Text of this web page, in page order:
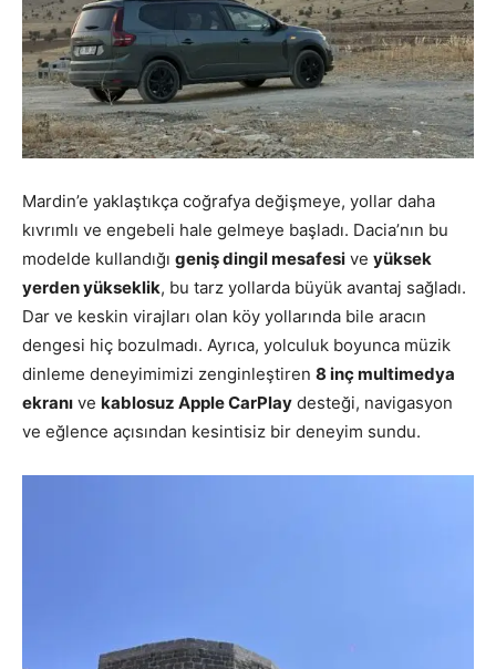
Mardin’e yaklaştıkça coğrafya değişmeye, yollar daha
kıvrımlı ve engebeli hale gelmeye başladı. Dacia’nın bu
modelde kullandığı geniş dingil mesafesi ve yüksek
yerden yükseklik, bu tarz yollarda büyük avantaj sağladı.
Dar ve keskin virajları olan köy yollarında bile aracın
dengesi hiç bozulmadı. Ayrıca, yolculuk boyunca müzik
dinleme deneyimimizi zenginleştiren 8 inç multimedya
ekranı ve kablosuz Apple CarPlay desteği, navigasyon
ve eğlence açısından kesintisiz bir deneyim sundu.